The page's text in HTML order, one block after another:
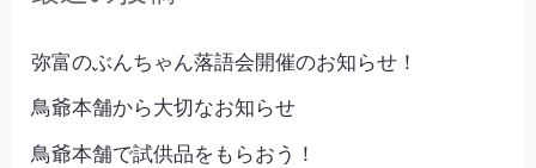
弥富のぶんちゃん落語会開催のお知らせ！
鳥爺本舗から大切なお知らせ
鳥爺本舗で試供品をもらおう！